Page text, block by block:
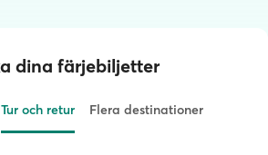
dina färjebiljetter
Tur och retur Flera destinationer